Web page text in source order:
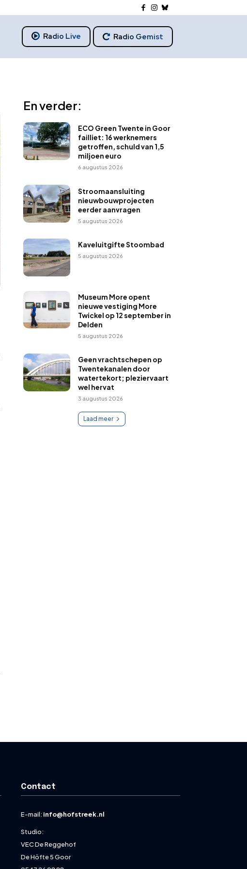
Radio Live Radio Gemist
En verder:
ECO Green Twente in Goor
failliet: 16 werknemers
getroffen, schuld van 1,5
miljoen euro
6 augustus 2026
Stroomaansluiting
nieuwbouwprojecten
eerder aanvragen
5 augustus 2026
Kaveluitgifte Stoombad
5 augustus 2026
Museum More opent
nieuwe vestiging More
Twickel op 12 september in
Delden
5 augustus 2026
Geen vrachtschepen op
Twentekanalen door
watertekort; pleziervaart
wel hervat
3 augustus 2026
Laad meer
Contact
E-mail: info@hofstreek.nl
Studio:
VEC De Reggehof
De Höfte 5 Goor